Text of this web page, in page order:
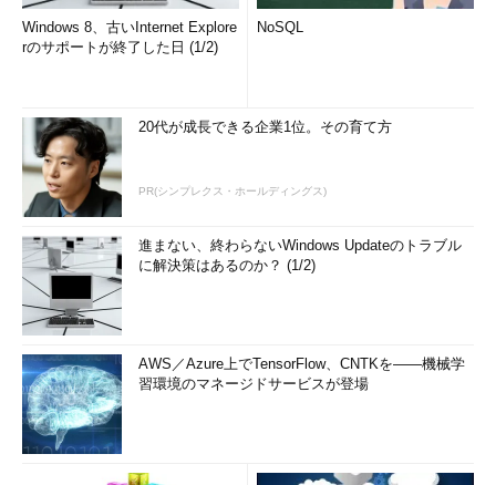
＋［Shift］＋［V］が使えない”のはなぜ？
Windows 10／11のアップデートに隠された「更新の履歴」
ア」の最適化だが、「CleanmgrはWinSxSからコピーすれ
ば使える」のワナとは
仮想マシン接続でWindows 11ゲストに送信したテキストか
ら改行が消失？ その意外な原因とは……
Microsoft純正ディスクイメージ変換ツール「Disk2vhd」
のv2.02がv2.01よりも“ダウングレードしている”疑惑
Windows Server 2022のもう1つのエディション、
「Essentials」ってどうなの？
いまだに生きていた「Security Essentials」と「Edge」
の“謎バージョン”の存在理由
Windowsの「消したい警告」「消せない警告」「消さない
方がよかった警告」
Windows 8、古いInternet Explore
rのサポートが終了した日 (1/2)
NoSQL
20代が成長できる企業1位。その育て方
PR(シンプレクス・ホールディングス)
進まない、終わらないWindows Updateのトラブル
に解決策はあるのか？ (1/2)
AWS／Azure上でTensorFlow、CNTKを――機械学
習環境のマネージドサービスが登場